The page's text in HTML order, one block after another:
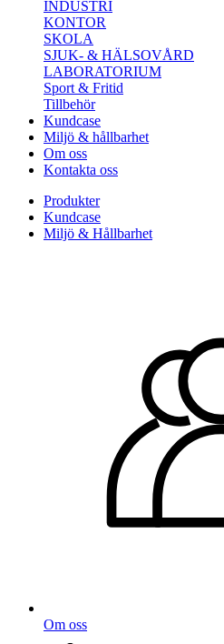
INDUSTRI
KONTOR
SKOLA
SJUK- & HÄLSOVÅRD
LABORATORIUM
Sport & Fritid
Tillbehör
Kundcase
Miljö & hållbarhet
Om oss
Kontakta oss
Produkter
Kundcase
Miljö & Hållbarhet
Om oss